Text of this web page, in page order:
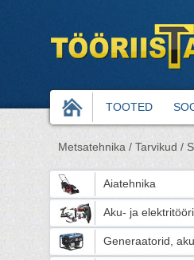
TOOTED
Metsatehnika / Tarvikud /
Aiatehnika
Aku- ja
Generaatorid,